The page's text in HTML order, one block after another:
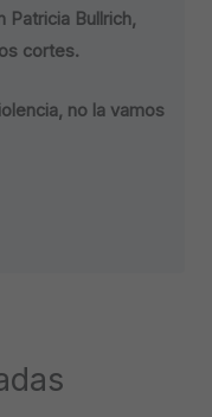
Patricia Bullrich,
cortes.
no la vamos